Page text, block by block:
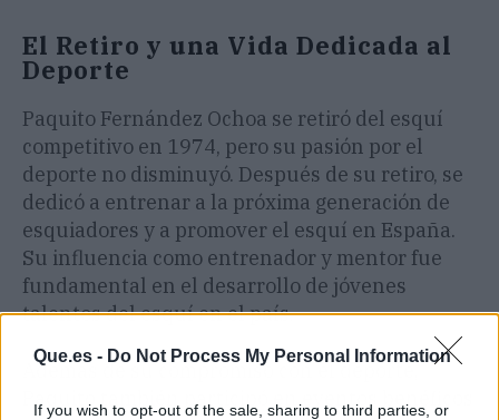
Que.es - Do Not Process My Personal Information
If you wish to opt-out of the sale, sharing to third parties, or
El Retiro y una Vida Dedicada al
Deporte
Paquito Fernández Ochoa se retiró del esquí
competitivo en 1974, pero su pasión por el
deporte no disminuyó. Después de su retiro, se
dedicó a entrenar a la próxima generación de
esquiadores y a promover el esquí en España.
Su influencia como entrenador y mentor fue
fundamental en el desarrollo de jóvenes
talentos del esquí en el país.
Además de su compromiso con el deporte,
Paquito también participó en eventos benéficos